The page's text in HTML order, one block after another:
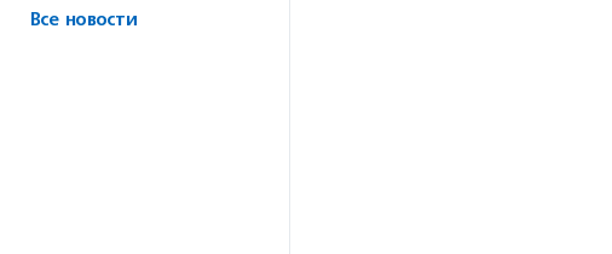
Все новости